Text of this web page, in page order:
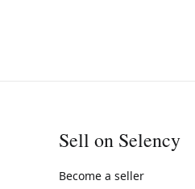
Sell on Selency
Become a seller